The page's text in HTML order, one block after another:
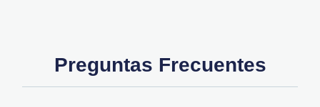
Preguntas Frecuentes